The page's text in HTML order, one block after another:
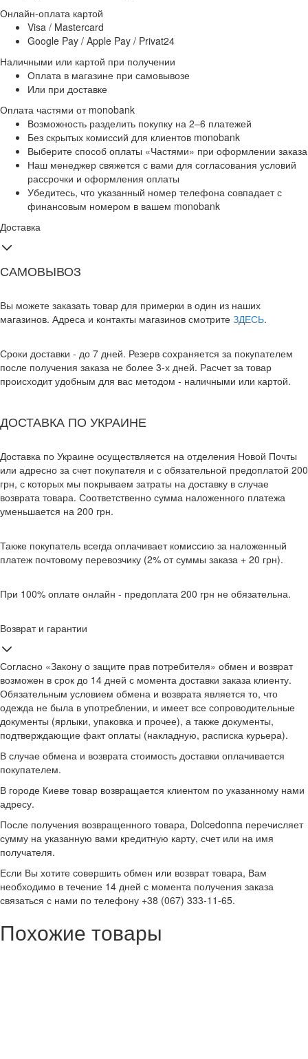
Онлайн-оплата картой
Visa / Mastercard
Google Pay / Apple Pay / Privat24
Наличными или картой при получении
Оплата в магазине при самовывозе
Или при доставке
Оплата частями от monobank
Возможность разделить покупку на 2–6 платежей
Без скрытых комиссий для клиентов monobank
Выберите способ оплаты «Частями» при оформлении заказа
Наш менеджер свяжется с вами для согласования условий
рассрочки и оформления оплаты
Убедитесь, что указанный номер телефона совпадает с
финансовым номером в вашем monobank
Доставка
САМОВЫВОЗ
Вы можете заказать товар для примерки в один из наших
магазинов. Адреса и контакты магазинов смотрите ЗДЕСЬ.
Сроки доставки - до 7 дней. Резерв сохраняется за покупателем
после получения заказа не более 3-х дней. Расчет за товар
происходит удобным для вас методом - наличными или картой.
ДОСТАВКА ПО УКРАИНЕ
Доставка по Украине осуществляется на отделения Новой Почты
или адресно за счет покупателя и с обязательной предоплатой 200
грн, с которых мы покрываем затраты на доставку в случае
возврата товара. Соответственно сумма наложенного платежа
уменьшается на 200 грн.
Также покупатель всегда оплачивает комиссию за наложенный
платеж почтовому перевозчику (2% от суммы заказа + 20 грн).
При 100% оплате онлайн - предоплата 200 грн не обязательна.
Возврат и гарантии
Согласно «Закону о защите прав потребителя» обмен и возврат
возможен в срок до 14 дней с момента доставки заказа клиенту.
Обязательным условием обмена и возврата является то, что
одежда не была в употреблении, и имеет все сопроводительные
документы (ярлыки, упаковка и прочее), а также документы,
подтверждающие факт оплаты (накладную, расписка курьера).
В случае обмена и возврата стоимость доставки оплачивается
покупателем.
В городе Киеве товар возвращается клиентом по указанному нами
адресу.
После получения возвращенного товара, Dolcedonna перечисляет
сумму на указанную вами кредитную карту, счет или на имя
получателя.
Если Вы хотите совершить обмен или возврат товара, Вам
необходимо в течение 14 дней с момента получения заказа
связаться с нами по телефону +38 (067) 333-11-65.
Похожие товары